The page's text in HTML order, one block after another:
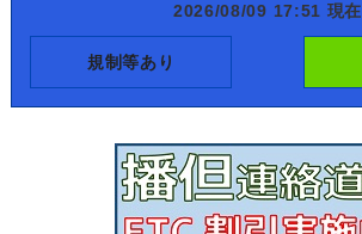
2026/08/09 17:51 現在
規制等あり